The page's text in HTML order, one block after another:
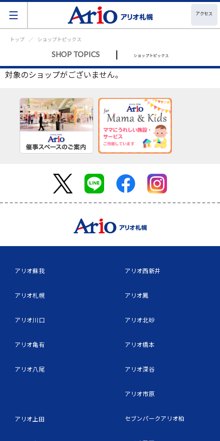
アクセス
トップ ショップトピックス
SHOP TOPICS | ショップトピックス
対象のショップがございません。
アリオ蘇我
アリオ札幌
アリオ川口
アリオ亀有
アリオ八尾
アリオ上田
アリオ西新井
アリオ鳳
アリオ北砂
アリオ橋本
アリオ深谷
アリオ市原
セブンパークアリオ柏